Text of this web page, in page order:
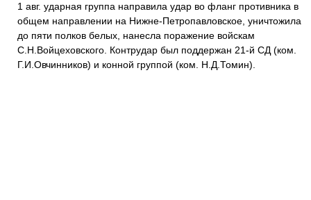
1 авг. ударная группа направила удар во фланг противника в
общем направлении на Нижне-Петропавловское, уничтожила
до пяти полков белых, нанесла поражение войскам
С.Н.Войцеховского. Контрудар был поддержан 21-й СД (ком.
Г.И.Овчинников) и конной группой (ком. Н.Д.Томин).